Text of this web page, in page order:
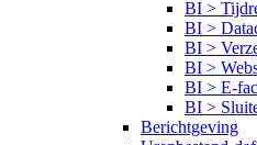
BI >
BI >
BI >
BI >
BI > E-
BI >
Berichtgeving